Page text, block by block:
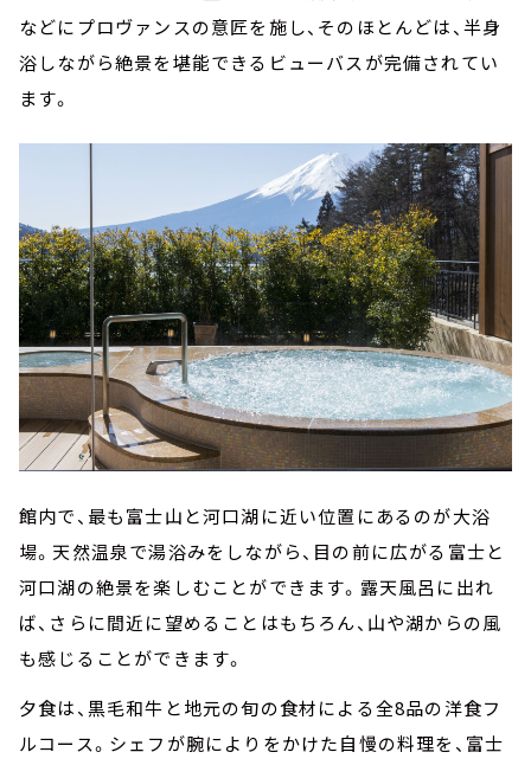
などにプロヴァンスの意匠を施し、そのほとんどは、半身
浴しながら絶景を堪能できるビューバスが完備されてい
ます。
館内で、最も富士山と河口湖に近い位置にあるのが大浴
場。天然温泉で湯浴みをしながら、目の前に広がる富士と
河口湖の絶景を楽しむことができます。露天風呂に出れ
ば、さらに間近に望めることはもちろん、山や湖からの風
も感じることができます。
夕食は、黒毛和牛と地元の旬の食材による全8品の洋食フ
ルコース。シェフが腕によりをかけた自慢の料理を、富士